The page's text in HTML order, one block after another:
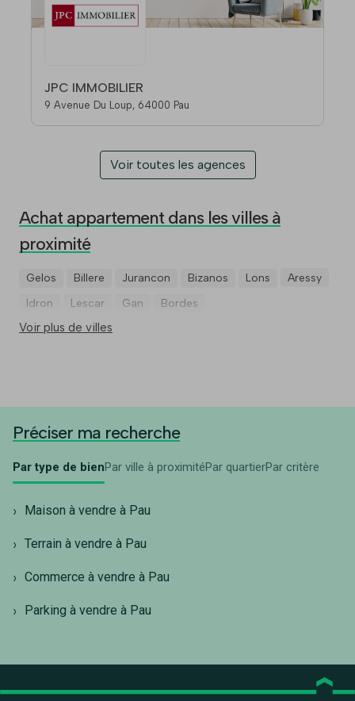
JPC IMMOBILIER
9 Avenue Du Loup, 64000 Pau
Voir toutes les agences
Achat appartement dans les villes à
proximité
Gelos Billere Jurancon Bizanos Lons
Aressy
Idron
Lescar Gan Bordes
Voir plus de villes
Préciser ma recherche
Par type de bienPar ville à proximitéPar quartierPar critère
Maison à vendre à Pau
Terrain à vendre à Pau
Commerce à vendre à Pau
Parking à vendre à Pau